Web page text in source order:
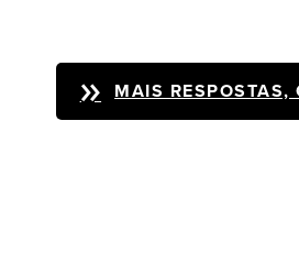
MAIS RESPOSTAS,